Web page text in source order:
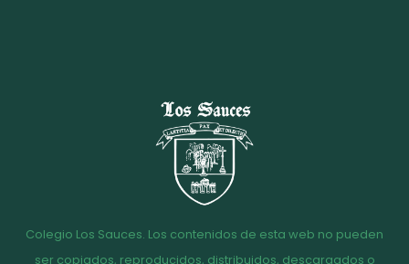
Colegio Los Sauces. Los contenidos de esta web no pueden
ser copiados, reproducidos, distribuidos, descargados o